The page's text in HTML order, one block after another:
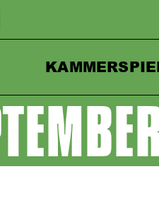
Footer springen